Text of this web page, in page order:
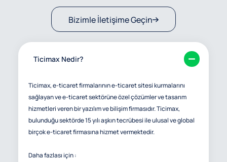
Bizimle İletişime Geçin
Ticimax Nedir?
Ticimax, e-ticaret firmalarının e-ticaret sitesi kurmalarını
sağlayan ve e-ticaret sektörüne özel çözümler ve tasarım
hizmetleri veren bir yazılım ve bilişim firmasıdır. Ticimax,
bulunduğu sektörde 15 yılı aşkın tecrübesi ile ulusal ve global
birçok e-ticaret firmasına hizmet vermektedir.
Daha fazlası için :